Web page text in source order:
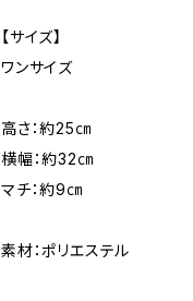
【サイズ】
ワンサイズ
高さ：約25㎝
横幅：約32㎝
マチ：約9㎝
素材：ポリエステル